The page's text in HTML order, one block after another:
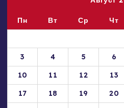
Август
3
4 5 6
10
11 12 13